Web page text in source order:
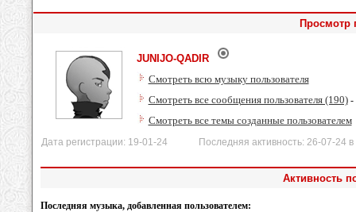
Просмотр
JUNIJO-QADIR
Смотреть всю музыку пользователя
Смотреть все сообщения пользователя (190)-
Смотреть все темы созданные пользователем
Дата регистрации: 19-01-24 Последняя активность: 26-07-24 в
Активность
Последняя музыка, добавленная пользователем: